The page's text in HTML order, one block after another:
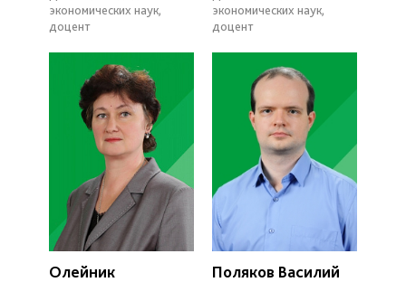
экономических наук,
доцент
экономических наук,
доцент
Олейник
Поляков Василий